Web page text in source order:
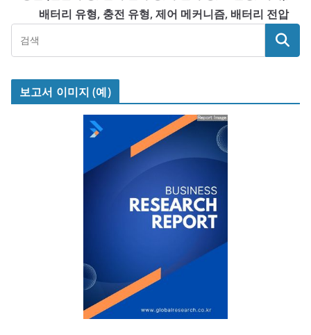
배터리 유형, 충전 유형, 제어 메커니즘, 배터리 전압
보고서 이미지 (예)